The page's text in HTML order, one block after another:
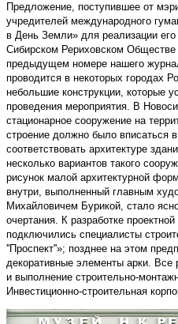
Предложение, поступившее от
учредителей международного
в День Земли» для реализации
Сибирском Рериховском
предыдущем номере нашего
проводится в некоторых городах
небольшие конструкции, которые
проведения мероприятия. В
стационарное сооружение на
строение должно было вписаться
соответствовать архитектуре
несколько вариантов такого
рисунок малой архитектурной
внутри, выполненный главным
Михайловичем Бурикой, стало
очертания. К разработке
подключились специалисты
''Проспект''»; позднее на этом
декоративные элементы арки.
и выполнение строительно-
Инвестиционно-строительная